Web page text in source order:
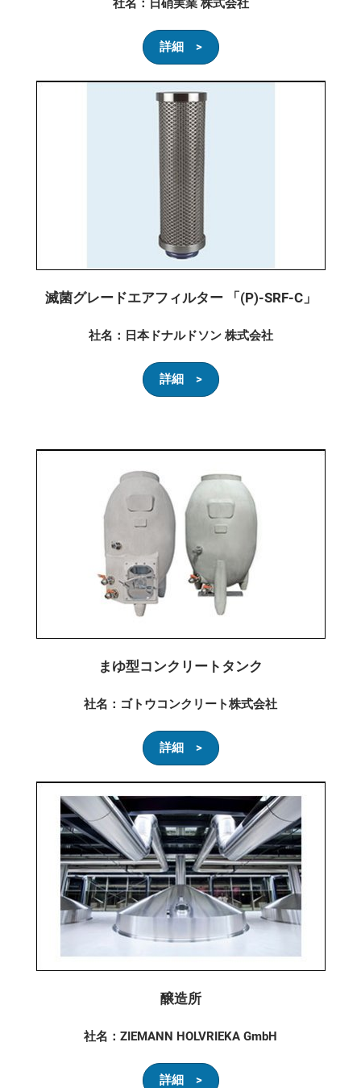
社名：日硝実業 株式会社
詳細 >
滅菌グレードエアフィルター 「(P)-SRF-C」
社名：日本ドナルドソン 株式会社
詳細 >
まゆ型コンクリートタンク
社名：ゴトウコンクリート株式会社
詳細 >
醸造所
社名：ZIEMANN HOLVRIEKA GmbH
詳細 >